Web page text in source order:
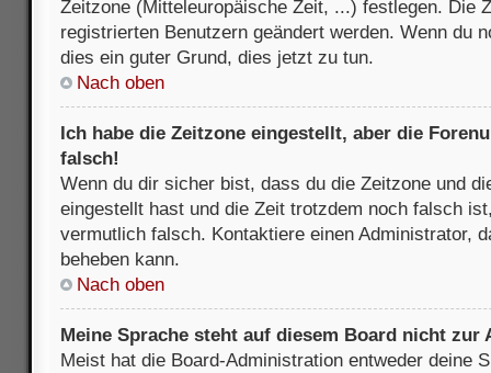
Zeitzone (Mitteleuropäische Zeit, ...) festlegen. Die
registrierten Benutzern geändert werden. Wenn du
dies ein guter Grund, dies jetzt zu tun.
Nach oben
Ich habe die Zeitzone eingestellt, aber die
falsch!
Wenn du dir sicher bist, dass du die Zeitzone und
eingestellt hast und die Zeit trotzdem noch falsch
vermutlich falsch. Kontaktiere einen Administrator,
beheben kann.
Nach oben
Meine Sprache steht auf diesem Board nicht zur
Meist hat die Board-Administration entweder deine